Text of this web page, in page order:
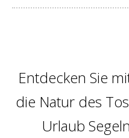
Entdecken Sie
die Natur des
Urlaub